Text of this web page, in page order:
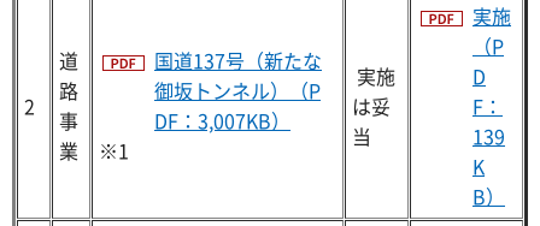
2
道
路
事
業
国道137号（新たな
御坂トンネル）（P
DF：3,007KB）
※1
実施
は妥
当
実施
（P
D
F：
139
K
B）